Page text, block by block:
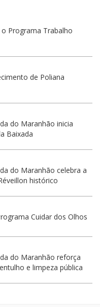
Programa Trabalho
de Poliana
do Maranhão inicia
Baixada
do Maranhão celebra a
histórico
Cuidar dos Olhos
do Maranhão reforça
e limpeza pública